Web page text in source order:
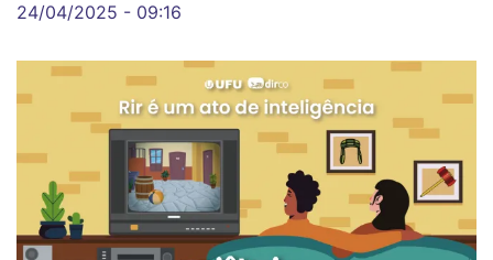
24/04/2025 - 09:16